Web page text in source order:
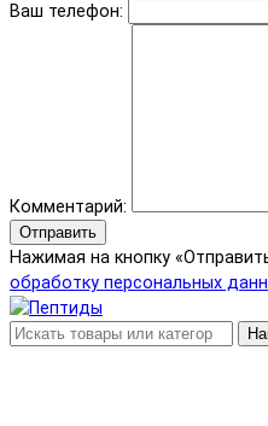
Ваш телефон:
Комментарий:
Отправить
Нажимая на кнопку
обработку персональных